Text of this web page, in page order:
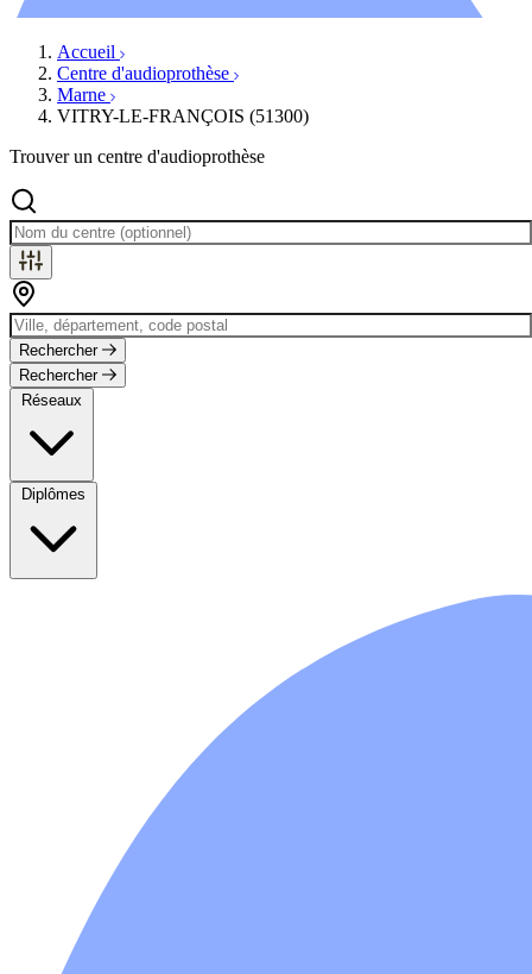
Accueil
Centre d'audioprothèse
Marne
VITRY-LE-FRANÇOIS (51300)
Trouver un centre d'audioprothèse
Rechercher
Rechercher
Réseaux
Diplômes